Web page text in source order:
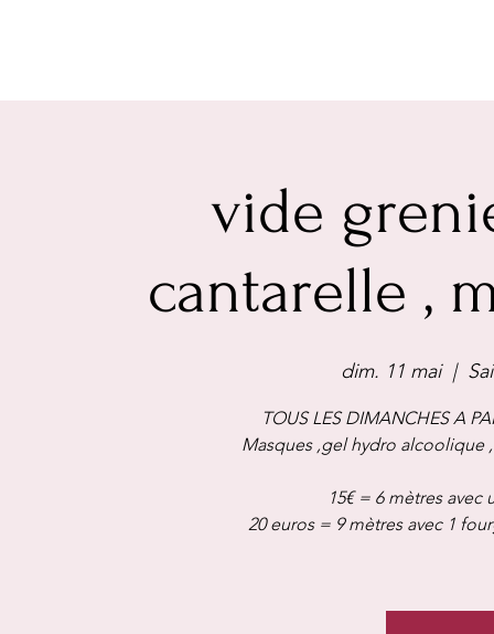
vide
cantarelle ,
dim. 11 mai
  |
TOUS LES DIMANCHES A
Masques ,gel hydro alcoolique
15€ = 6 mètres
20 euros = 9 mètres avec 1